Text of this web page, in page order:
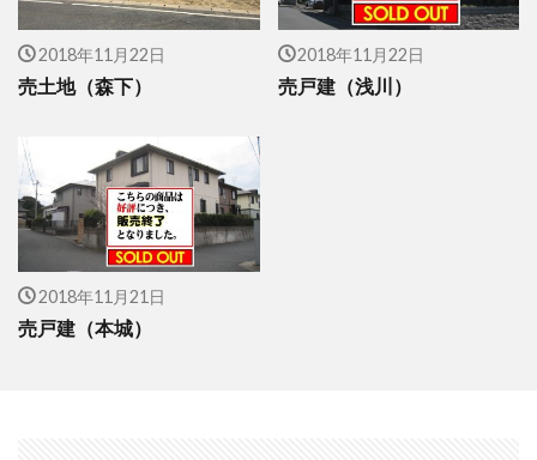
2018年11月22日
売土地（森下）
2018年11月22日
売戸建（浅川）
2018年11月21日
売戸建（本城）